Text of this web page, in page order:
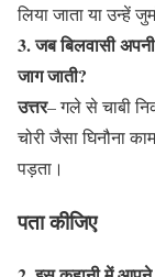
लिया जाता या उन्हें
3. जब बिलवासी
जाग जाती?
उत्तर– गले से चाबी
चोरी जैसा घिनौना
पड़ता।
पता कीजिए